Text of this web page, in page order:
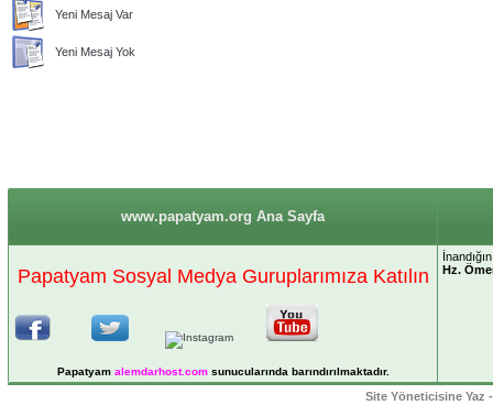
Yeni Mesaj Var
Yeni Mesaj Yok
www.papatyam.org Ana Sayfa
Papatyam Sosyal Medya Guruplarımıza Katılın
Papatyam alemdarhost.comsunucularında barındırılmaktadır.
Hz.
Site Yöneticisine Yaz